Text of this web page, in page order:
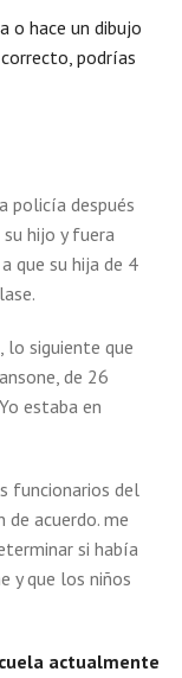
o hace un dibujo
podrías
policía después
hijo y fuera
que su hija de 4
lo siguiente que
de 26
estaba en
funcionarios del
acuerdo. me
si había
y que los niños
actualmente